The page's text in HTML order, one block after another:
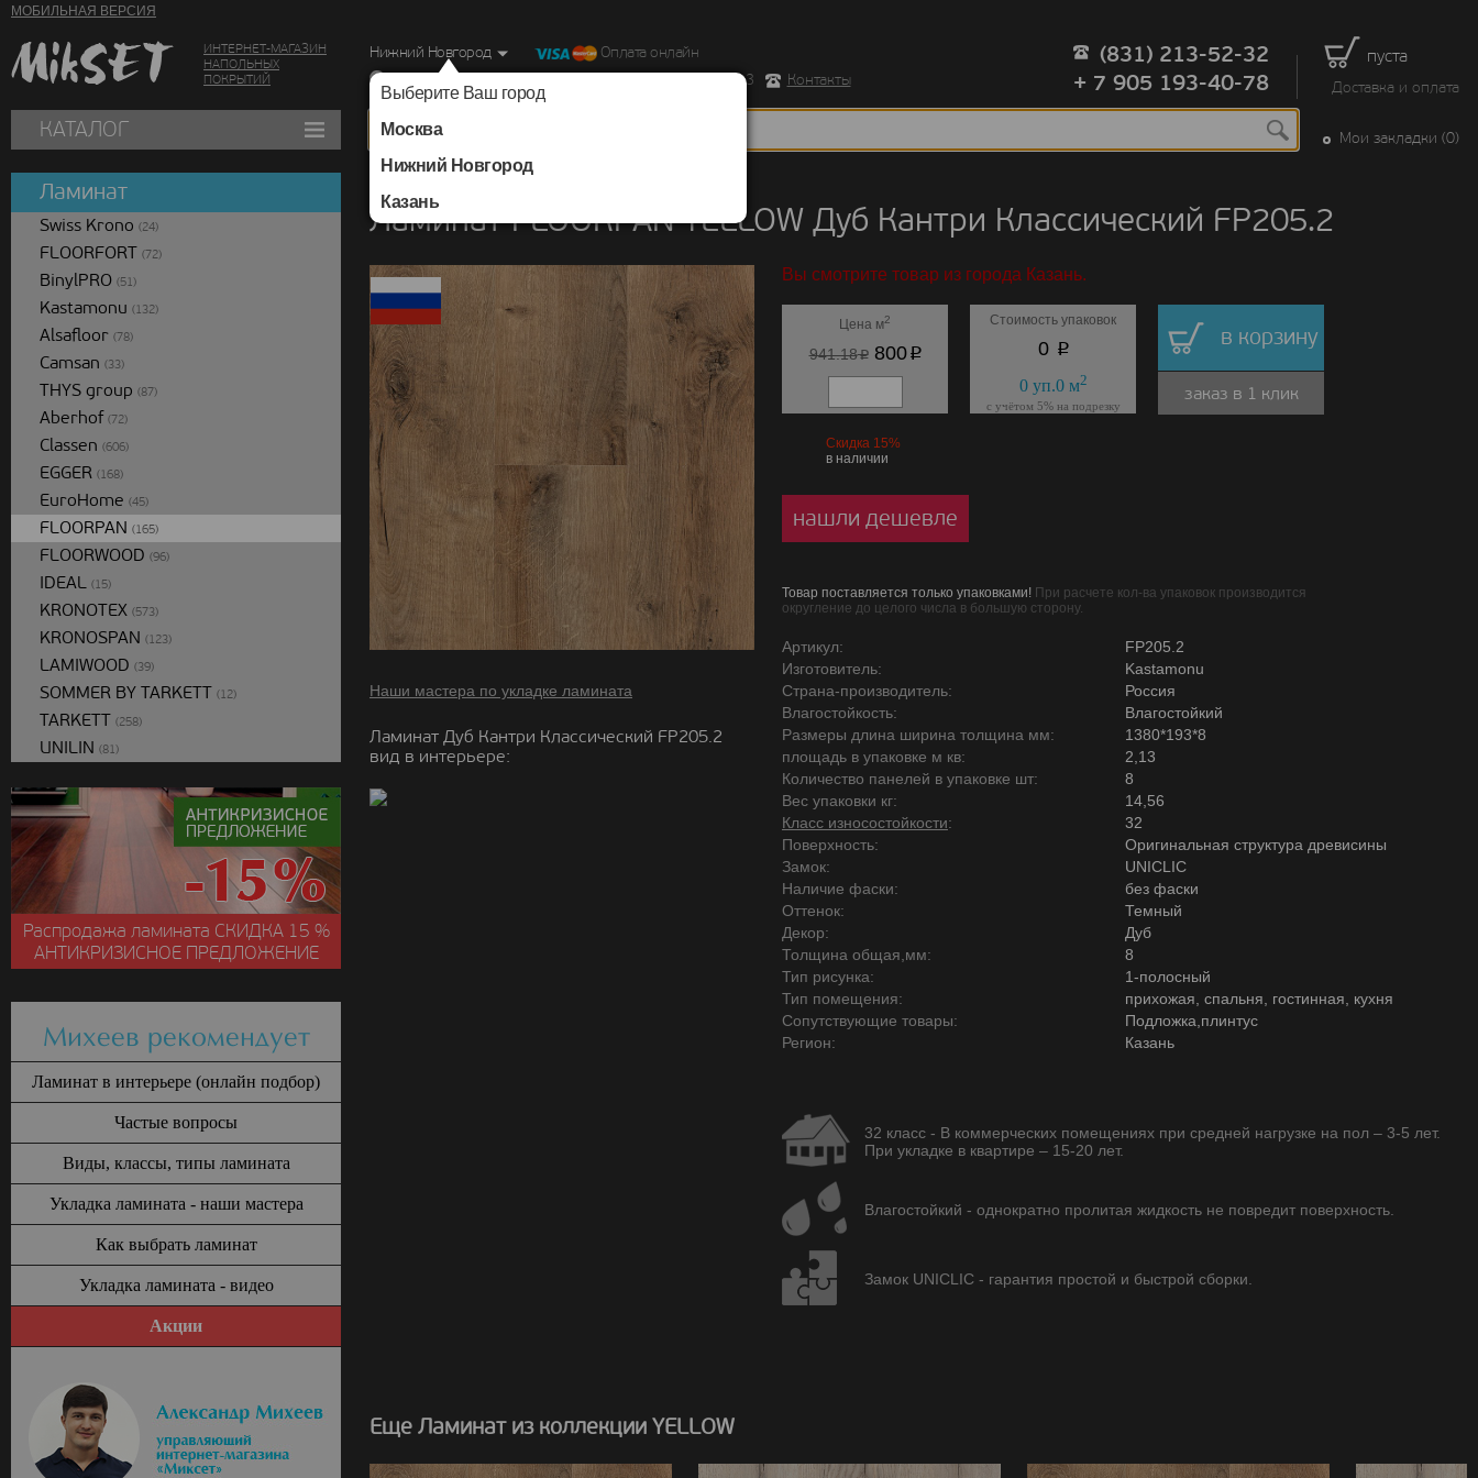
МОБИЛЬНАЯ ВЕРСИЯ
ИНТЕРНЕТ-МАГАЗИН
НАПОЛЬНЫХ
ПОКРЫТИЙ
пуста
Доставка и оплата
Нижний Новгород
Выберите Ваш город
Москва
Нижний Новгород
Казань
Оплата онлайн
г. Нижний Новгород, Ул. Республиканская д.43 корпус 3
Контакты
(831) 213-52-32
+ 7 905 193-40-78
КАТАЛОГ Мои закладки (0)
Ламинат FLOORPAN YELLOW Дуб Кантри Классический FP205.2
Наши мастера по укладке ламината
Ламинат Дуб Кантри Классический FP205.2
вид в интерьере:
Вы смотрите товар из города Казань.
Цена м2
941.18p800p
Стоимость упаковок
0 p
0уп.0м2
с учётом 5% на подрезку
в корзину
заказ в 1 клик
Скидка 15%
в наличии
нашли дешевле
Товар поставляется только упаковками! При расчете кол-ва упаковок производится
округление до целого числа в большую сторону.
Артикул:
FP205.2
Изготовитель:
Kastamonu
Страна-производитель:
Россия
Влагостойкость:
Влагостойкий
Размеры длина ширина толщина мм:
1380*193*8
площадь в упаковке м кв:
2,13
Количество панелей в упаковке шт:
8
Вес упаковки кг:
14,56
Класс износостойкости:
32
Поверхность:
Оригинальная структура древисины
Замок:
UNICLIC
Наличие фаски:
без фаски
Оттенок:
Темный
Декор:
Дуб
Толщина общая,мм:
8
Тип рисунка:
1-полосный
Тип помещения:
прихожая, спальня, гостинная, кухня
Сопутствующие товары:
Подложка,плинтус
Регион:
Казань
32 класс - В коммерческих помещениях при средней нагрузке на пол – 3-5 лет.
При укладке в квартире – 15-20 лет.
Влагостойкий - однократно пролитая жидкость не повредит поверхность.
Замок UNICLIC - гарантия простой и быстрой сборки.
Еще Ламинат из коллекции YELLOW
Ламинат
Swiss Krono (24)
FLOORFORT (72)
BinylPRO (51)
Kastamonu (132)
Alsafloor (78)
Camsan (33)
THYS group (87)
Aberhof (72)
Classen (606)
EGGER (168)
EuroHome (45)
FLOORPAN (165)
FLOORWOOD (96)
IDEAL (15)
KRONOTEX (573)
KRONOSPAN (123)
LAMIWOOD (39)
SOMMER BY TARKETT (12)
TARKETT (258)
UNILIN (81)
Распродажа ламината СКИДКА15 %
АНТИКРИЗИСНОЕ ПРЕДЛОЖЕНИЕ
Михеев рекомендует
Ламинат в интерьере (онлайн подбор)
Частые вопросы
Виды, классы, типы ламината
Укладка ламината - наши мастера
Как выбрать ламинат
Укладка ламината - видео
Акции